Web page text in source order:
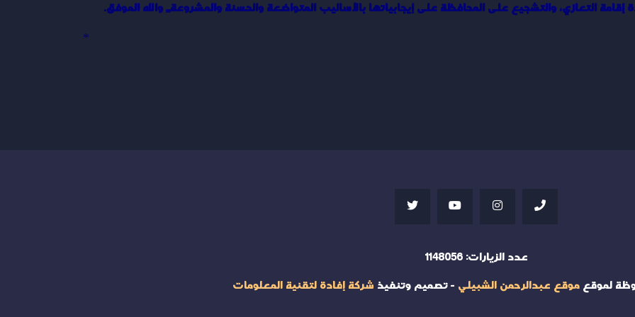
التعازي، والتشجيع على المحافظة على إيجابياتها بالأساليب المتواضعة والحسنة والمشروعة,,, والله الموفق.
*
عدد الزيارات: 1148056
لموقعموقع عبدالرحمن الشبيلي - تصميم وتنفيذ شركة إفادة لتقنية المعلومات